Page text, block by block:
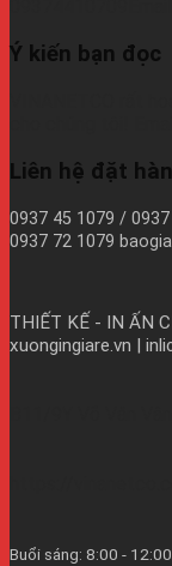
Ý kiến bạn đọc
Liên hệ đặt
0937 45 1079 /
0937 72 1079
THIẾT KẾ - IN ẤN
xuongingiare.vn |
https://
Buổi sáng: 8:00 -